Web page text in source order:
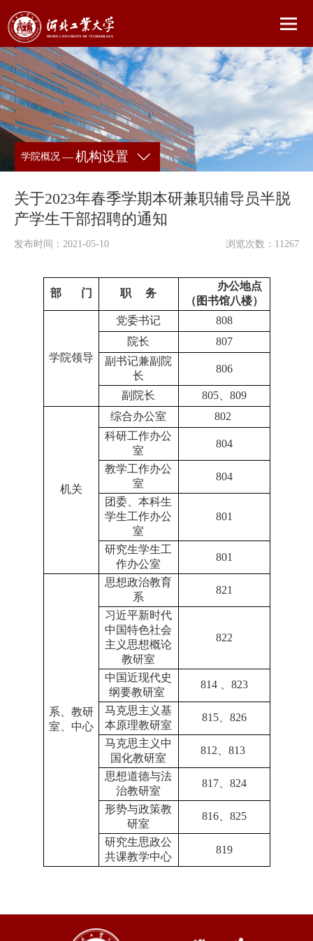
学院概况—机构设置
关于2023年春季学期本研兼职辅导员半脱
产学生干部招聘的通知
发布时间：2021-05-10 浏览次数： 11267
部 门 职 务
办公地点
（图书馆八楼）
学院领导
党委书记
808
院长
807
副书记兼副院
长
806
副院长 805、809
机关
综合办公室
802
科研工作办公
室
804
教学工作办公
室
804
团委、本科生
学生工作办公
室
801
研究生学生工
作办公室
801
系、教研
室、中心
思想政治教育
系
821
习近平新时代
中国特色社会
主义思想概论
教研室
822
中国近现代史
纲要教研室
814 、823
马克思主义基
本原理教研室
815、826
马克思主义中
国化教研室
812、813
思想道德与法
治教研室
817、824
形势与政策教
研室
816、825
研究生思政公
共课教学中心
819